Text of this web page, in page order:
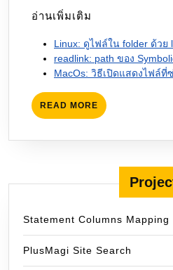
อ่านเพิ่มเติม
Linux: ดูไฟล์ใน folder ด้วย
readlink: path ของ
MacOs: วิธีเปิดแสดงไฟล์ที่
READ MORE READ
MORE
Statement Columns Mapping
PlusMagi Site Search